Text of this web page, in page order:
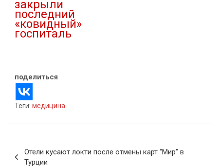
закрыли
последний
«ковидный»
госпиталь
поделиться
Теги: медицина
по
Отели кусают локти после отмены карт “Мир” в
Турции